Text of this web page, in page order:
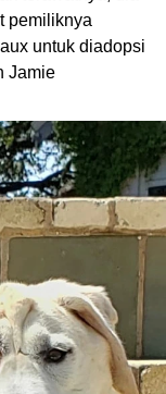
pemiliknya
untuk diadopsi
Jamie